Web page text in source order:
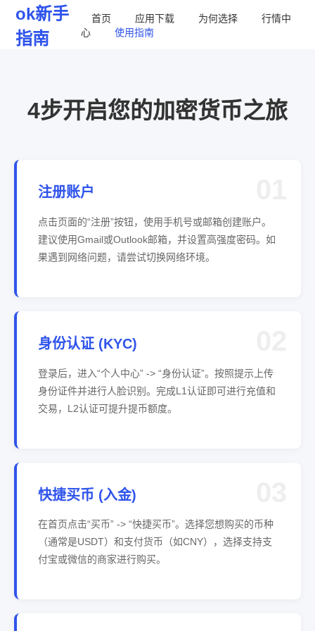
ok新手
指南
首页 应用下载 为何选择
行情中
心
使用指南
4步开启您的加密货币之旅
注册账户
点击页面的“注册”按钮，使用手机号或邮箱创建账户。
建议使用Gmail或Outlook邮箱，并设置高强度密码。如
果遇到网络问题，请尝试切换网络环境。
身份认证 (KYC)
登录后，进入“个人中心” -> “身份认证”。按照提示上传
身份证件并进行人脸识别。完成L1认证即可进行充值和
交易，L2认证可提升提币额度。
快捷买币 (入金)
在首页点击“买币” -> “快捷买币”。选择您想购买的币种
（通常是USDT）和支付货币（如CNY），选择支持支
付宝或微信的商家进行购买。